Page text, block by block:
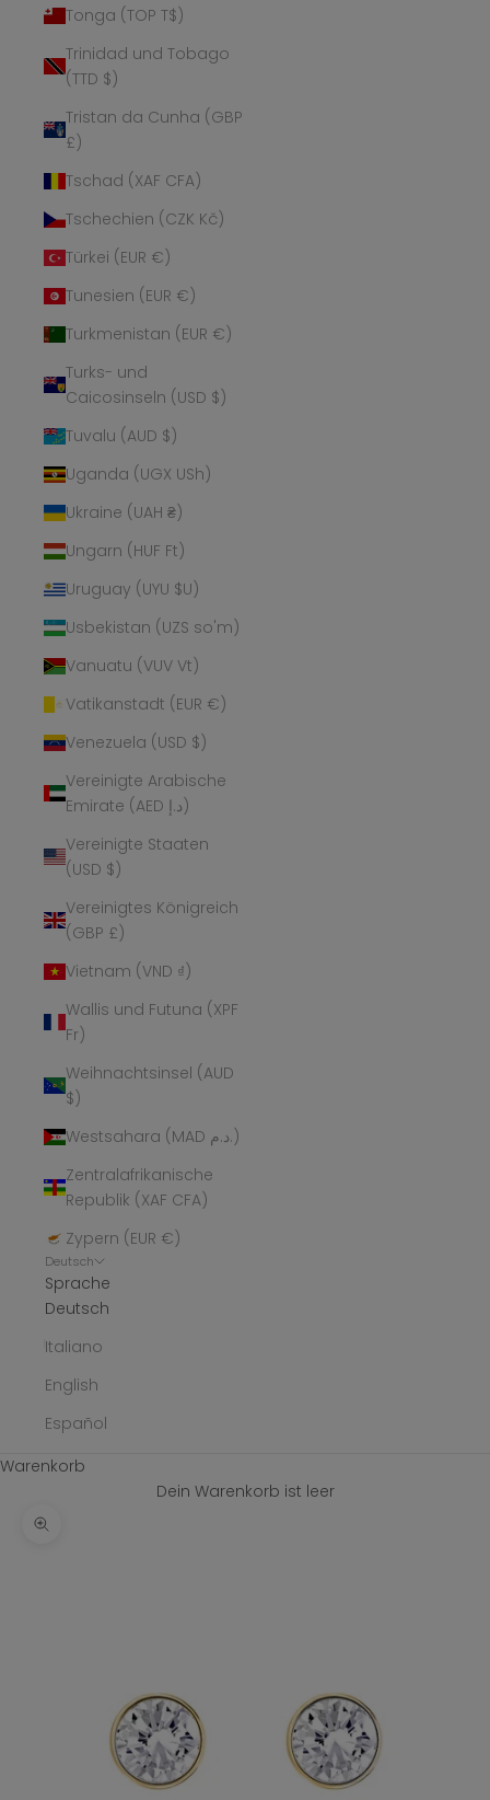
Tonga (TOP T$)
Trinidad und Tobago
(TTD $)
Tristan da Cunha (GBP
£)
Tschad (XAF CFA)
Tschechien (CZK Kč)
Türkei (EUR €)
Tunesien (EUR €)
Turkmenistan (EUR €)
Turks- und
Caicosinseln (USD $)
Tuvalu (AUD $)
Uganda (UGX USh)
Ukraine (UAH ₴)
Ungarn (HUF Ft)
Uruguay (UYU $U)
Usbekistan (UZS so'm)
Vanuatu (VUV Vt)
Vatikanstadt (EUR €)
Venezuela (USD $)
Vereinigte Arabische
Emirate (AED د.إ)
Vereinigte Staaten
(USD $)
Vereinigtes Königreich
(GBP £)
Vietnam (VND ₫)
Wallis und Futuna (XPF
Fr)
Weihnachtsinsel (AUD
$)
Westsahara (MAD د.م.)
Zentralafrikanische
Republik (XAF CFA)
Zypern (EUR €)
Deutsch
Sprache
Deutsch
Italiano
English
Español
Warenkorb
Dein Warenkorb ist leer
Bild vergrößern